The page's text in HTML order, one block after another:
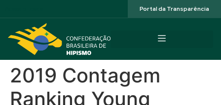
Portal da Transparência
2019 Contagem
Ranking Young